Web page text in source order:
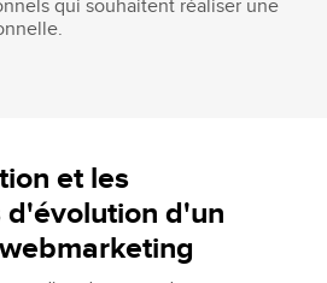
qui souhaitent réaliser une
et les
d'un